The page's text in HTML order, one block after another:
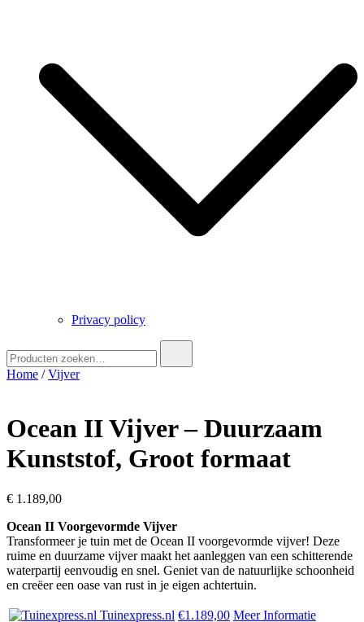
Privacy policy
naar:
Home /Vijver
Ocean II Vijver – Duurzaam
Kunststof, Groot formaat
€ 1.189,00
Ocean II Voorgevormde Vijver
Transformeer je tuin met de Ocean II voorgevormde vijver! Deze
ruime en duurzame vijver maakt het aanleggen van een schitterende
waterpartij eenvoudig en snel. Geniet van de natuurlijke schoonheid
en creëer een oase van rust in je eigen achtertuin.
Tuinexpress.nl €1.189,00 Meer Informatie